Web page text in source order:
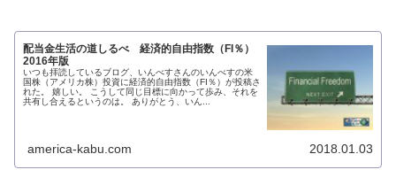
配当金生活の道しるべ 経済的自由指数（FI％）
2016年版
いつも拝読しているブログ、いんべすさんのいんべすの米
国株（アメリカ株）投資に経済的自由指数（FI％）が投稿さ
れた。 嬉しい。 こうして同じ目標に向かって歩み、それを
共有し合えるというのは。 ありがとう、いん...
america-kabu.com 2018.01.03